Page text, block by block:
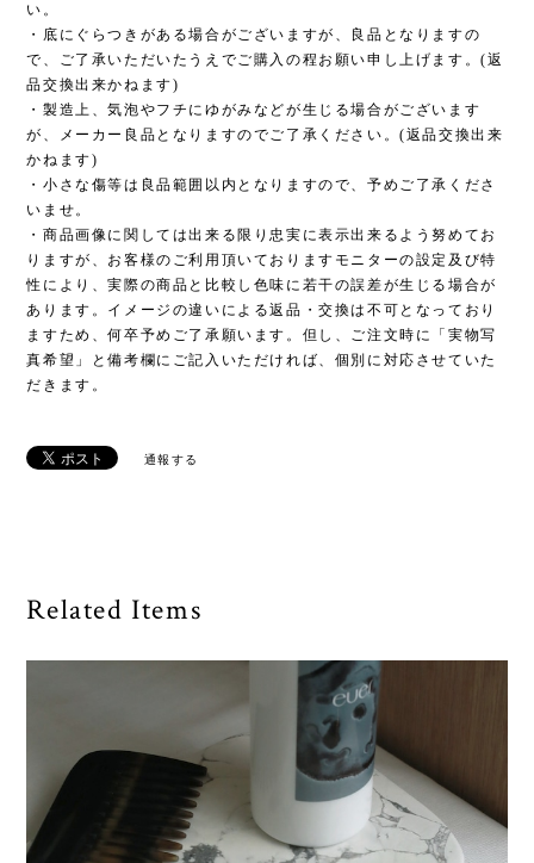
い。
・底にぐらつきがある場合がございますが、良品となりますの
で、ご了承いただいたうえでご購入の程お願い申し上げます。(返
品交換出来かねます)
・製造上、気泡やフチにゆがみなどが生じる場合がございます
が、メーカー良品となりますのでご了承ください。(返品交換出来
かねます)
・小さな傷等は良品範囲以内となりますので、予めご了承くださ
いませ。
・商品画像に関しては出来る限り忠実に表示出来るよう努めてお
りますが、お客様のご利用頂いておりますモニターの設定及び特
性により、実際の商品と比較し色味に若干の誤差が生じる場合が
あります。イメージの違いによる返品・交換は不可となっており
ますため、何卒予めご了承願います。但し、ご注文時に「実物写
真希望」と備考欄にご記入いただければ、個別に対応させていた
だきます。
通報する
Related Items